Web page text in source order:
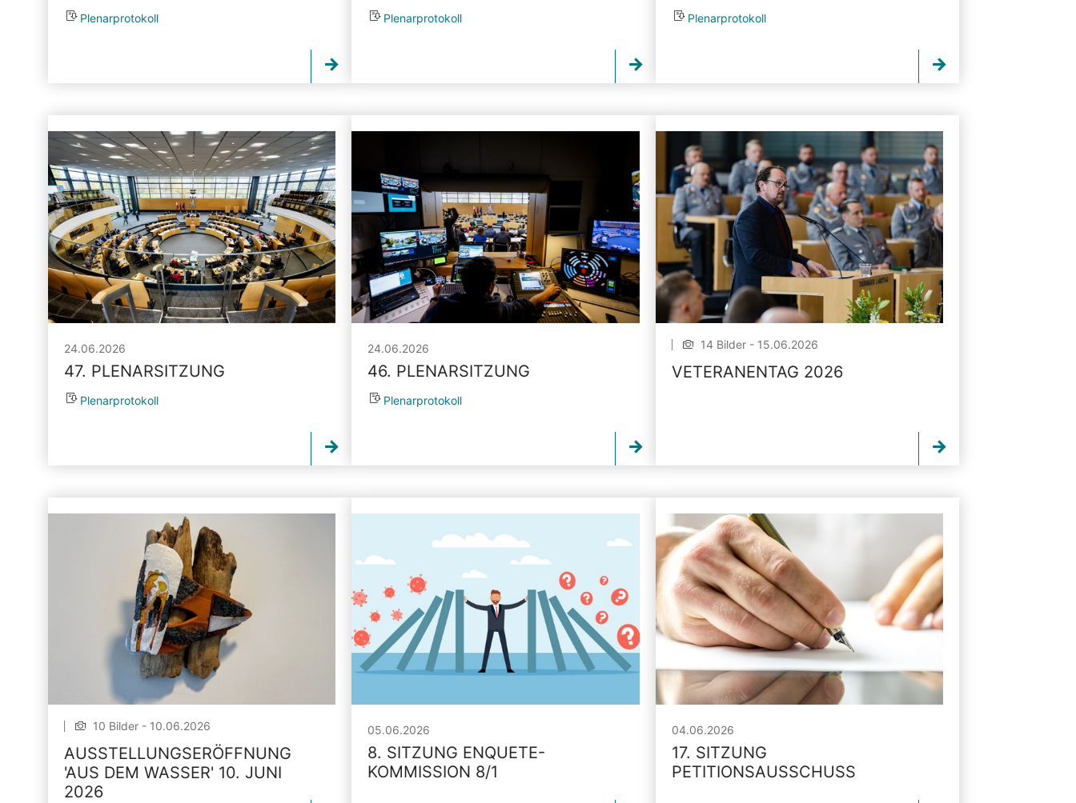
Plenarprotokoll Plenarprotokoll Plenarprotokoll
24.06.2026
47. PLENARSITZUNG
Plenarprotokoll
24.06.2026
46. PLENARSITZUNG
Plenarprotokoll
14 Bilder - 15.06.2026
VETERANENTAG 2026
10 Bilder - 10.06.2026
AUSSTELLUNGSERÖFFNUNG
'AUS DEM WASSER' 10. JUNI
2026
05.06.2026
8. SITZUNG ENQUETE-
KOMMISSION 8/1
04.06.2026
17. SITZUNG
PETITIONSAUSSCHUSS